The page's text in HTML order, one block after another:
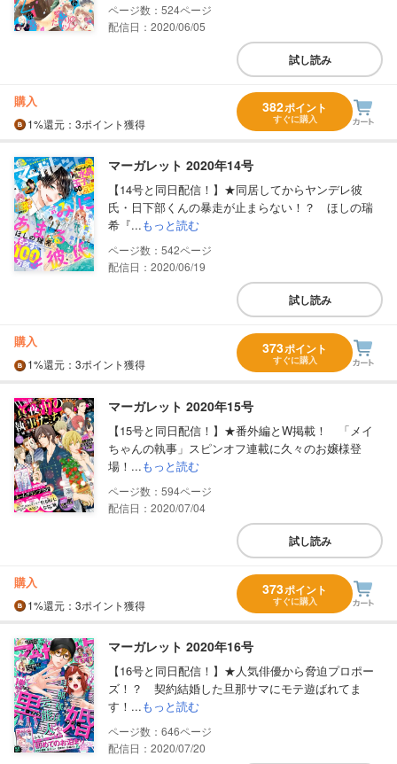
524
配信日：2020/06/05
試し読み
購入
1%還元 ：3ポイント獲得
382ポイント
すぐに購入
マーガレット 2020年14号
【14号と同日配信！】★同居してからヤンデレ彼
氏・日下部くんの暴走が止まらない！？ ほしの瑞
希『...もっと読む
542
配信日：2020/06/19
試し読み
購入
1%還元 ：3ポイント獲得
373ポイント
すぐに購入
マーガレット 2020年15号
【15号と同日配信！】★番外編とW掲載！ 「メイ
ちゃんの執事」スピンオフ連載に久々のお嬢様登
場！...もっと読む
594
配信日：2020/07/04
試し読み
購入
1%還元 ：3ポイント獲得
373ポイント
すぐに購入
マーガレット 2020年16号
【16号と同日配信！】★人気俳優から脅迫プロポー
ズ！？ 契約結婚した旦那サマにモテ遊ばれてま
す！...もっと読む
646
配信日：2020/07/20